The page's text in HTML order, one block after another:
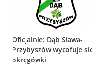
Oficjalnie: Dąb Sława-
Przybyszów wycofuje
okręgówki